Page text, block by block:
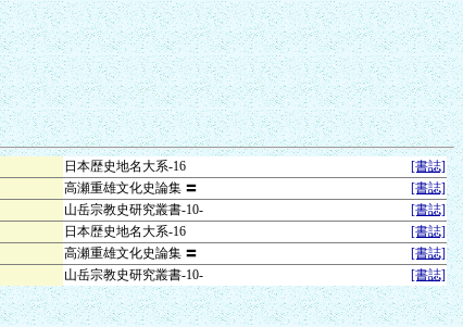
日本歴史地名大系-16
[書誌]
高瀬重雄文化史論集 〓
[書誌]
山岳宗教史研究叢書-10-
[書誌]
日本歴史地名大系-16
[書誌]
高瀬重雄文化史論集 〓
[書誌]
山岳宗教史研究叢書-10- [書誌]